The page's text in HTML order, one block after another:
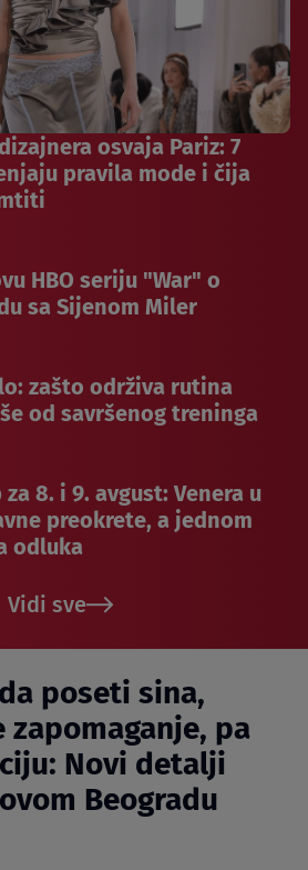
osvaja Pariz: 7
pravila mode i čija
HBO seriju "War" o
sa Sijenom Miler
zašto održiva rutina
od savršenog treninga
8. i 9. avgust: Venera u
preokrete, a jednom
odluka
Vidi sve
poseti sina,
zapomaganje, pa
Novi detalji
Beogradu